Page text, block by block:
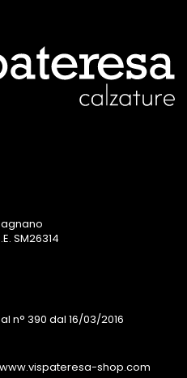
SM26314
n° 390 dal 16/03/2016
shop.com